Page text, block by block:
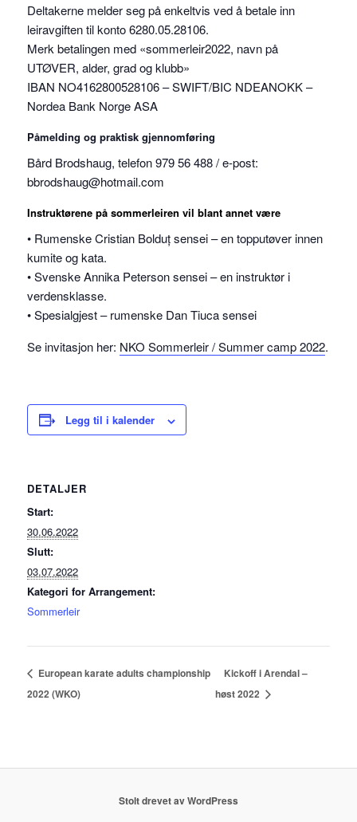
Deltakerne melder seg på enkeltvis ved å betale inn
leiravgiften til konto 6280.05.28106.
Merk betalingen med «sommerleir2022, navn på
UTØVER, alder, grad og klubb»
IBAN NO4162800528106 – SWIFT/BIC NDEANOKK –
Nordea Bank Norge ASA
Påmelding og praktisk gjennomføring
Bård Brodshaug, telefon 979 56 488 / e-post:
bbrodshaug@hotmail.com
Instruktørene på sommerleiren vil blant annet være
• Rumenske Cristian Bolduț sensei – en topputøver innen
kumite og kata.
• Svenske Annika Peterson sensei – en instruktør i
verdensklasse.
• Spesialgjest – rumenske Dan Tiuca sensei
Se invitasjon her: NKO Sommerleir / Summer camp 2022.
Legg til i kalender
DETALJER
Start:
30.06.2022
Slutt:
03.07.2022
Kategori for Arrangement:
Sommerleir
European karate adults championship
2022 (WKO)
Kickoff i Arendal –
høst 2022
Stolt drevet av WordPress